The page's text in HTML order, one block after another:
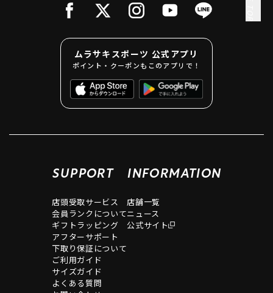
ムラサキスポーツ 公式アプリ
ポイント・クーポンもこのアプリで！
SUPPORT
店頭受取サービス
会員ランクについて
ギフトラッピング
アフターサポート
下取り保証について
ご利用ガイド
サイズガイド
よくある質問
INFORMATION
店舗一覧
ニュース
公式サイト